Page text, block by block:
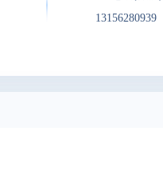
13156280939